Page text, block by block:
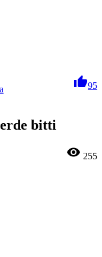
95
bitti
 255